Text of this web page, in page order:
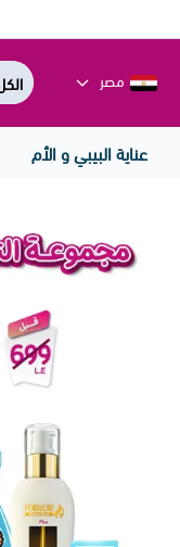
مصر
عناية البيبي و الأم